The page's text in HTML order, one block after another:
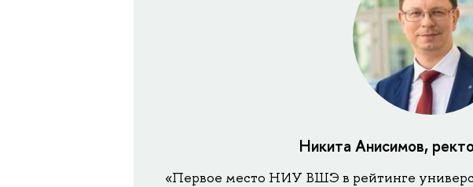
Никита Анисимов,
«Первое место НИУ ВШЭ в рейтинге